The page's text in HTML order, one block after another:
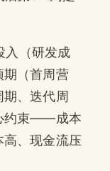
入（研发成
期（首周营
、迭代周
约束——成本
、现金流压